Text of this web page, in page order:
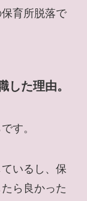
育所脱落で
した理由。
す。
いるし、保
ら良かった